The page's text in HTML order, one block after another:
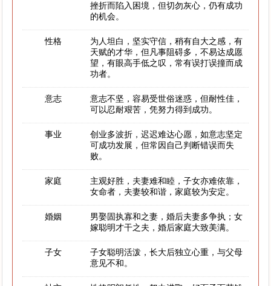
挫折而陷入困境，但切勿灰心，仍有成功
的机会。
性格
为人坦白，坚实守信，稍有自大之感，有
天赋的才华，但凡事阻碍多，不易达成愿
望，有眼高手低之叹，常有误打误撞而成
功者。
意志
意志不坚，容易受世俗迷惑，但耐性佳，
可以忍耐艰苦，凭努力得到成功。
事业
创业多波折，迟迟难达心愿，如意志坚定
可成功发展，但常因自己判断错误而失
败。
家庭
主观好胜，夫妻难和睦，子女亦难依靠，
女命者，夫妻较和谐，家庭较为安定。
婚姻
男娶固执寡和之妻，婚后夫妻多争执；女
嫁聪明才干之夫，婚后家庭大致美满。
子女
子女聪明活泼，长大后独立心重，与父母
意见不和。